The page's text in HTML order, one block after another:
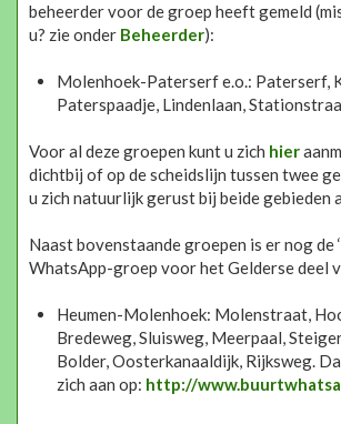
beheerder voor de groep heeft gemeld
u? zie onder Beheerder):
Molenhoek-Paterserf e.o.: Paterserf,
Paterspaadje, Lindenlaan,
Voor al deze groepen kunt u zich hier
dichtbij of op de scheidslijn tussen twee
u zich natuurlijk gerust bij beide gebieden
Naast bovenstaande groepen is er nog de
WhatsApp-groep voor het Gelderse deel
Heumen-Molenhoek: Molenstraat,
Bredeweg, Sluisweg, Meerpaal,
Bolder, Oosterkanaaldijk, Rijksweg.
zich aan op: http://